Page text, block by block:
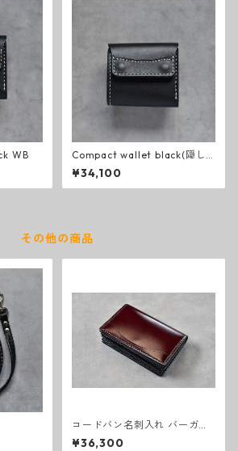
WB
Compact wallet black(隠し
ボタン)WB
¥34,100
その他の商品
コードバン名刺入れ バーガン
ディ
¥36,300